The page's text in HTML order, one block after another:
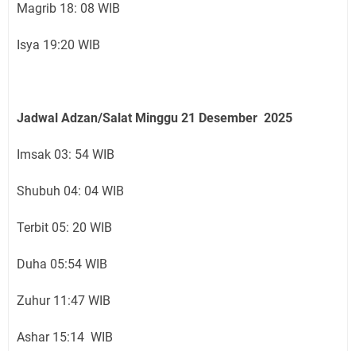
Magrib 18: 08 WIB
Isya 19:20 WIB
Jadwal Adzan/Salat Minggu 21 Desember 2025
Imsak 03: 54 WIB
Shubuh 04: 04 WIB
Terbit 05: 20 WIB
Duha 05:54 WIB
Zuhur 11:47 WIB
Ashar 15:14 WIB